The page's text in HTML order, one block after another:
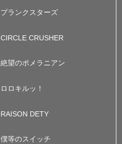
プランクスターズ
CIRCLE CRUSHER
絶望のポメラニアン
ロロキルッ！
RAISON DETY
僕等のスイッチ